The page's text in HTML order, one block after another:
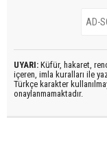
UYARI: Küfür, hakaret,
içeren, imla kuralları ile
Türkçe karakter
onaylanmamaktadır.